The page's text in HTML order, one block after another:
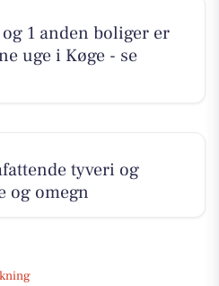
1 anden boliger er
uge i Køge - se
tyveri og
og omegn